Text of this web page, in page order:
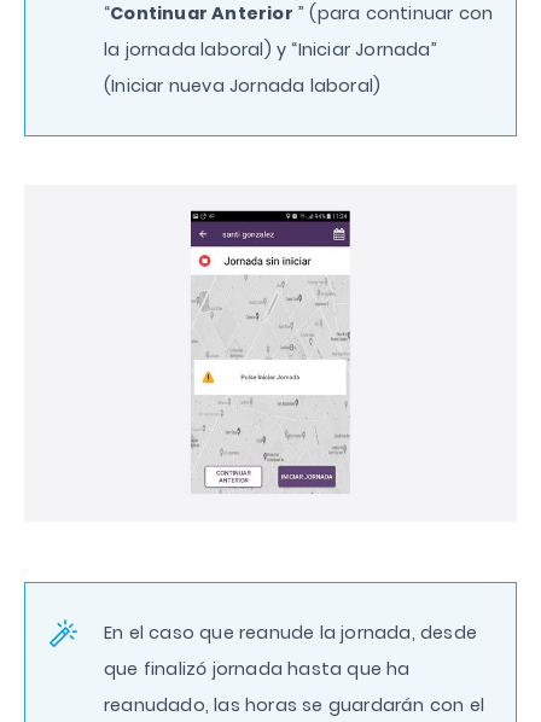
“Continuar Anterior ” (para continuar con
la jornada laboral) y “Iniciar Jornada”
(Iniciar nueva Jornada laboral)
En el caso que reanude la jornada, desde
que finalizó jornada hasta que ha
reanudado, las horas se guardarán con el